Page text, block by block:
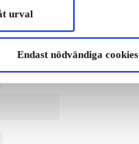
urval
Endast nödvändiga cookies